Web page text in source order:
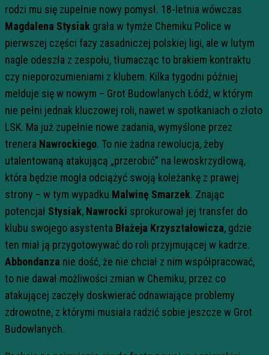
rodzi mu się zupełnie nowy pomysł. 18-letnia wówczas
Magdalena Stysiak grała w tymże Chemiku Police w
pierwszej części fazy zasadniczej polskiej ligi, ale w lutym
nagle odeszła z zespołu, tłumacząc to brakiem kontraktu
czy nieporozumieniami z klubem. Kilka tygodni później
melduje się w nowym – Grot Budowlanych Łódź, w którym
nie pełni jednak kluczowej roli, nawet w spotkaniach o złoto
LSK. Ma już zupełnie nowe zadania, wymyślone przez
trenera Nawrockiego. To nie żadna rewolucja, żeby
utalentowaną atakującą „przerobić” na lewoskrzydłową,
która będzie mogła odciążyć swoją koleżankę z prawej
strony – w tym wypadku Malwinę Smarzek. Znając
potencjał Stysiak, Nawrocki sprokurował jej transfer do
klubu swojego asystenta Błażeja Krzyształowicza, gdzie
ten miał ją przygotowywać do roli przyjmującej w kadrze.
Abbondanza nie dość, że nie chciał z nim współpracować,
to nie dawał możliwości zmian w Chemiku, przez co
atakującej zaczęły doskwierać odnawiające problemy
zdrowotne, z którymi musiała radzić sobie jeszcze w Grot
Budowlanych.